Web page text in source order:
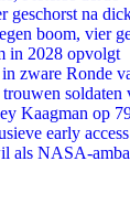
geschorst na
boom, vier
in 2028 opvolgt
zware Ronde
Kaagman op
early
als NASA-